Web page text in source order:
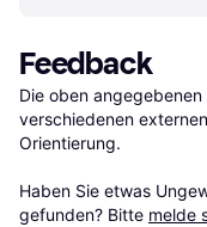
Feedback
Die oben
verschiedenen
Orientierung.
Haben Sie etwas
gefunden? Bitte melde